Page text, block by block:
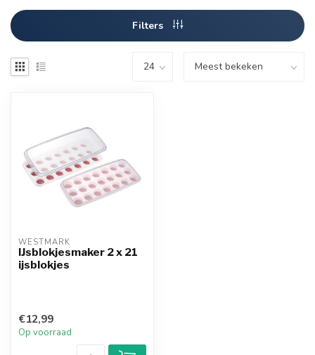
Filters
WESTMARK
IJsblokjesmaker 2 x 21
ijsblokjes
€12,99
Op voorraad